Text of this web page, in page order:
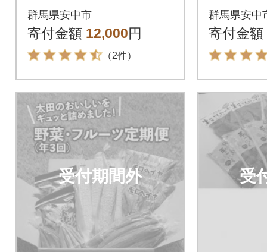
群馬県安中市
寄付金額 12,000円
（2件）
g】・里
よくば
群馬県安中
寄付金額
受付期間外 受